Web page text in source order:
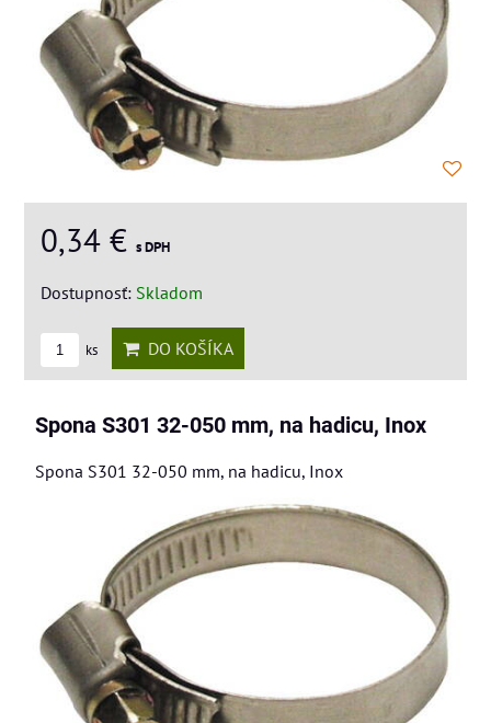
0,34 € s DPH
Dostupnosť: Skladom
ks DO KOŠÍKA
Spona S301 32-050 mm, na hadicu, Inox
Spona S301 32-050 mm, na hadicu, Inox